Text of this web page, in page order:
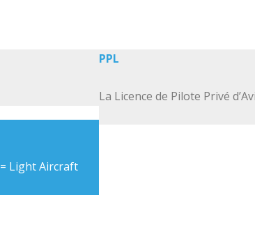
= Light Aircraft
PPL
La Licence de Pilote Privé